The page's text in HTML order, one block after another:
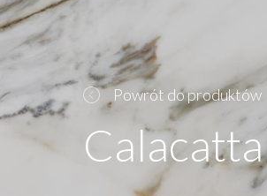
Powrót do produktów